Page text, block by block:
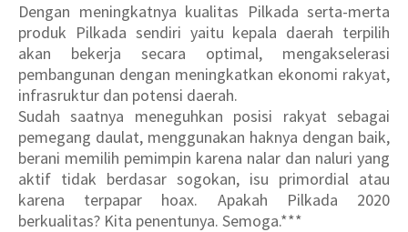
Dengan meningkatnya kualitas Pilkada serta-merta
produk Pilkada sendiri yaitu kepala daerah terpilih
akan bekerja secara optimal, mengakselerasi
pembangunan dengan meningkatkan ekonomi rakyat,
infrasruktur dan potensi daerah.
Sudah saatnya meneguhkan posisi rakyat sebagai
pemegang daulat, menggunakan haknya dengan baik,
berani memilih pemimpin karena nalar dan naluri yang
aktif tidak berdasar sogokan, isu primordial atau
karena terpapar hoax. Apakah Pilkada 2020
berkualitas? Kita penentunya. Semoga.***